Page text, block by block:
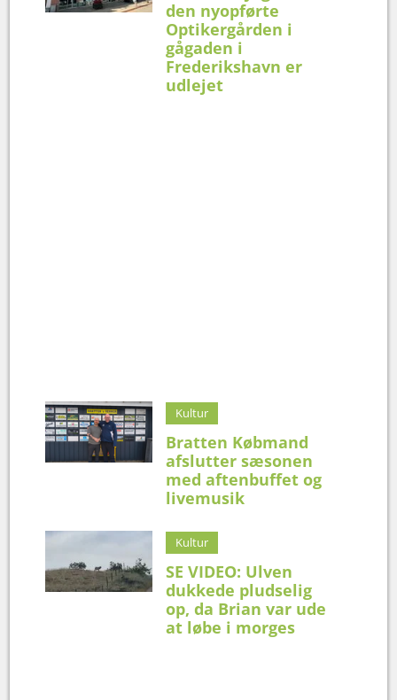
den nyopførte
Optikergården i
gågaden i
Frederikshavn er
udlejet
Kultur
Bratten Købmand
afslutter sæsonen
med aftenbuffet og
livemusik
Kultur
SE VIDEO: Ulven
dukkede pludselig
op, da Brian var ude
at løbe i morges